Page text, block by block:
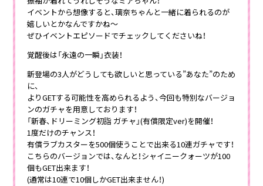
イベントから想像すると、璃奈ちゃんと一緒に着られるのが
嬉しいとかなんですかね～
ぜひイベントエピソードでチェックしてくださいね！
覚醒後は「永遠の一瞬」衣装！
新登場の3人がどうしても欲しいと思っている”あなた”のため
に、
よりGETする可能性を高められるよう、今回も特別なバージョ
ンのガチャを用意しております！
「新春、ドリーミング初詣 ガチャ」(有償限定ver)を開催！
1度だけのチャンス！
有償ラブカスターを500個使うことで出来る10連ガチャです！
こちらのバージョンでは、なんと！シャイニークォーツが100
個もGET出来ます！
(通常は10連で10個しかGET出来ません！)